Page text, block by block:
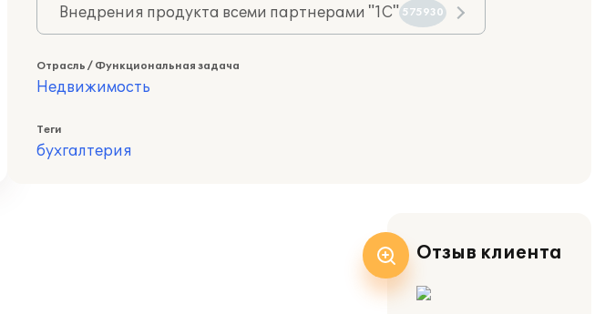
Внедрения продукта всеми партнерами "1С" 575930
Отрасль / Функциональная задача
Недвижимость
Теги
бухгалтерия
Отзыв клиента